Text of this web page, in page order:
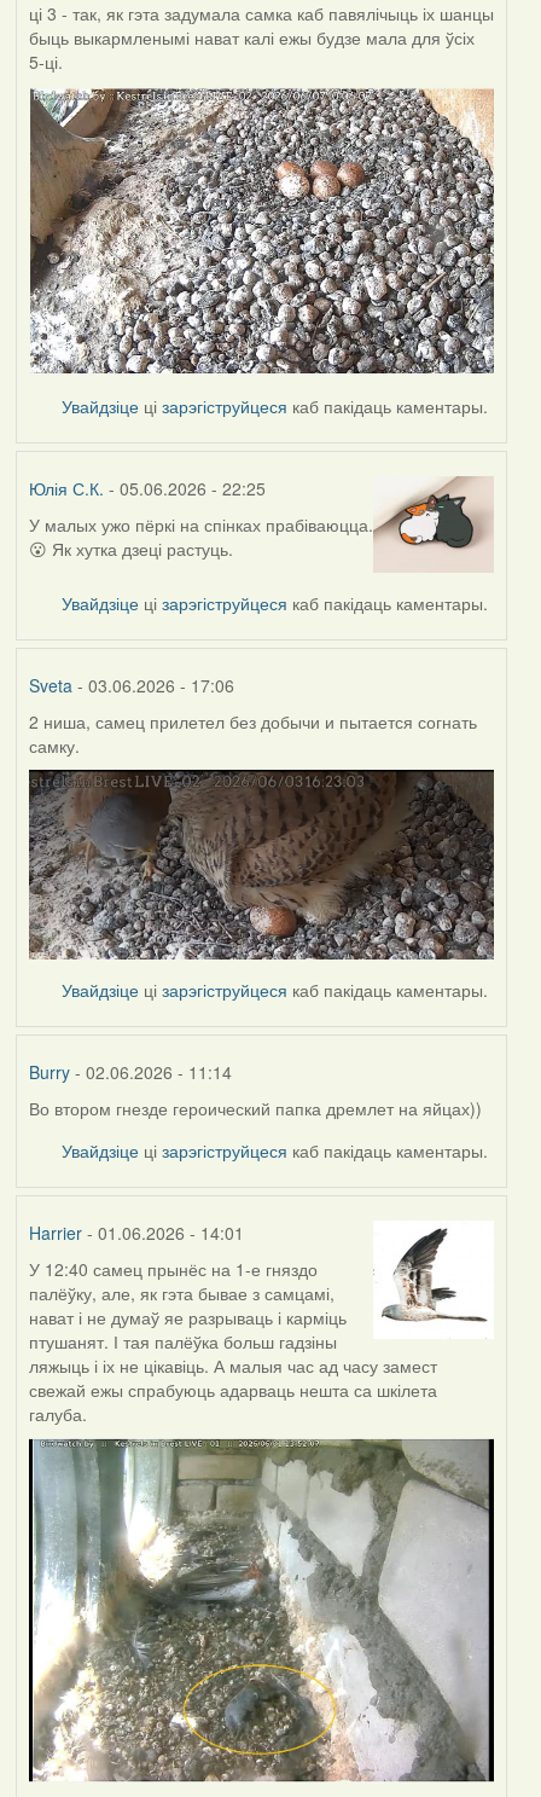
ці 3 - так, як гэта задумала самка каб павялічыць іх шанцы
быць выкармленымі нават калі ежы будзе мала для ўсіх
5-ці.
Увайдзіце цізарэгіструйцеся каб пакідаць каментары.
Юлія С.К. - 05.06.2026 - 22:25
У малых ужо пёркі на спінках прабіваюцца.
😮 Як хутка дзеці растуць.
Увайдзіце цізарэгіструйцеся каб пакідаць каментары.
Sveta- 03.06.2026 - 17:06
2 ниша, самец прилетел без добычи и пытается согнать
самку.
Увайдзіце цізарэгіструйцеся каб пакідаць каментары.
Burry- 02.06.2026 - 11:14
Во втором гнезде героический папка дремлет на яйцах))
Увайдзіце цізарэгіструйцеся каб пакідаць каментары.
Harrier- 01.06.2026 - 14:01
У 12:40 самец прынёс на 1-е гняздо
палёўку, але, як гэта бывае з самцамі,
нават і не думаў яе разрываць і карміць
птушанят. І тая палёўка больш гадзіны
ляжыць і іх не цікавіць. А малыя час ад часу замест
свежай ежы спрабуюць адарваць нешта са шкілета
галуба.